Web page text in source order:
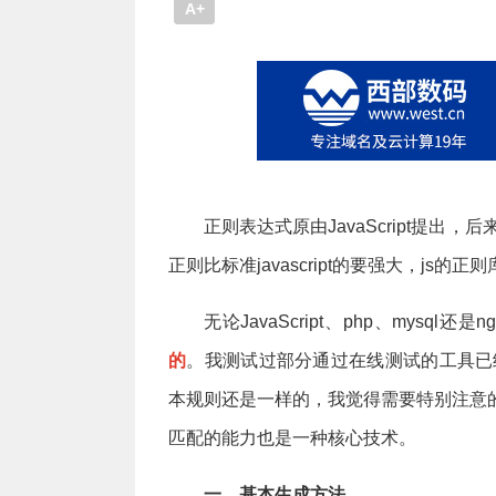
A+
正则表达式原由JavaScript提出，后
正则比标准javascript的要强大，js的正
无论JavaScript、php、mysql还是
的。我测试过部分通过在线测试的工具
本规则还是一样的，我觉得需要特别注
匹配的能力也是一种核心技术。